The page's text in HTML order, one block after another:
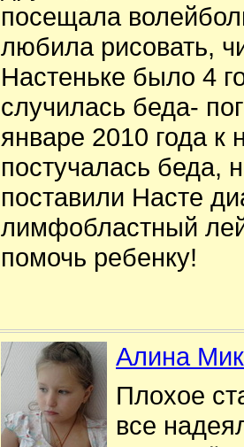
посещала
любила рисовать,
Настеньке было 4
случилась беда-
январе 2010 года к
постучалась беда,
поставили Насте
лимфобластный
помочь ребенку!
Алина
Плохое
все